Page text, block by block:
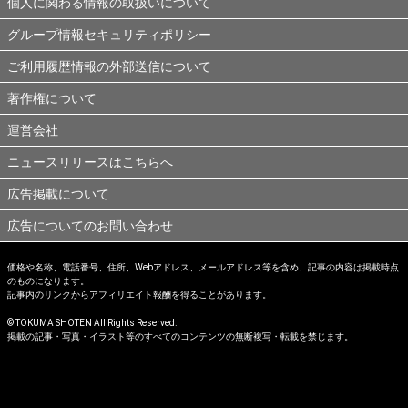
グループ情報セキュリティポリシー
ご利用履歴情報の外部送信について
著作権について
運営会社
ニュースリリースはこちらへ
広告掲載について
広告についてのお問い合わせ
価格や名称、電話番号、住所、Webアドレス、メールアドレス等を含め、記事の内容は掲載時点
のものになります。
記事内のリンクからアフィリエイト報酬を得ることがあります。
© TOKUMA SHOTEN All Rights Reserved.
掲載の記事・写真・イラスト等のすべてのコンテンツの無断複写・転載を禁じます。